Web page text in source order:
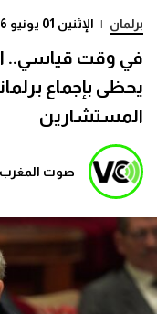
برلمان | الإثنين 01 يونيو 2026 - 18:00
في وقت قياسي..
يحظى بإجماع
المستشارين
صوت المغرب